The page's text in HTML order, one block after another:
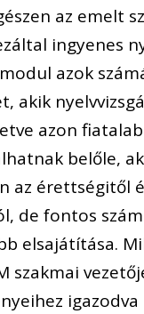
az emelt
ingyenes
azok
akik
azon
belőle,
az érettségitől
de fontos
elsajátítása.
szakmai
igazodva